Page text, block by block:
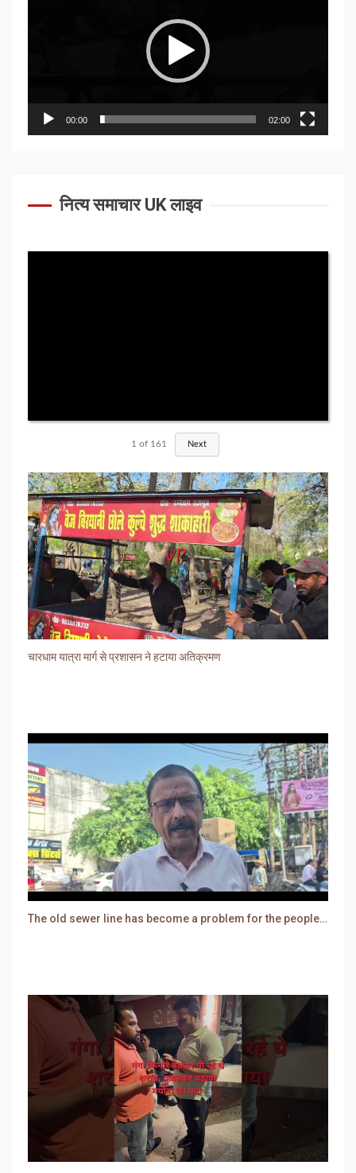
00:00 02:00
नित्य समाचार UK लाइव
1 of 161 Next
चारधाम यात्रा मार्ग से प्रशासन ने हटाया अतिक्रमण
The old sewer line has become a problem for the people. Sewer water is entering people's houses.